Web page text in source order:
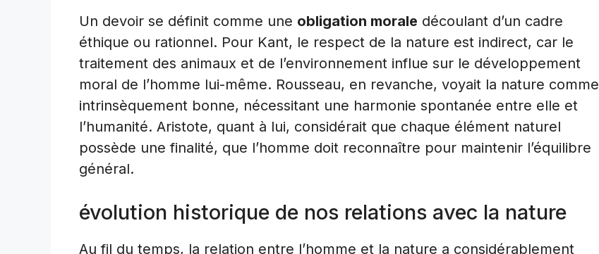
Un devoir se définit comme une obligation morale découlant d’un cadre
éthique ou rationnel. Pour Kant, le respect de la nature est indirect, car le
traitement des animaux et de l’environnement influe sur le développement
moral de l’homme lui-même. Rousseau, en revanche, voyait la nature comme
intrinsèquement bonne, nécessitant une harmonie spontanée entre elle et
l’humanité. Aristote, quant à lui, considérait que chaque élément naturel
possède une finalité, que l’homme doit reconnaître pour maintenir l’équilibre
général.
évolution historique de nos relations avec la nature
Au fil du temps, la relation entre l’homme et la nature a considérablement